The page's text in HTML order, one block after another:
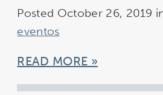
Posted October 26, 2019
eventos
READ MORE